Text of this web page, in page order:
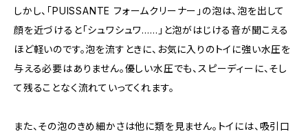
しかし、「PUISSANTE フォームクリーナー」の泡は、泡を出して
顔を近づけると「シュワシュワ……」と泡がはじける音が聞こえる
ほど軽いのです。泡を流すときに、お気に入りのトイに強い水圧を
与える必要はありません。優しい水圧でも、スピーディーに、そし
て残ることなく流れていってくれます。
また、その泡のきめ細かさは他に類を見ません。トイには、吸引口